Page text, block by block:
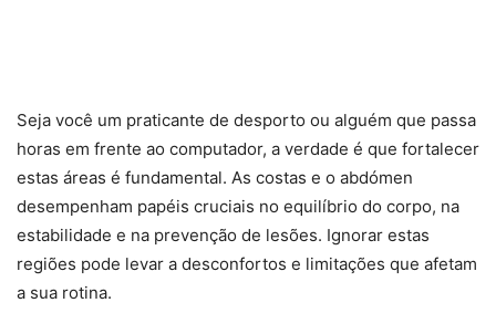
Seja você um praticante de desporto ou alguém que passa
horas em frente ao computador, a verdade é que fortalecer
estas áreas é fundamental. As costas e o abdómen
desempenham papéis cruciais no equilíbrio do corpo, na
estabilidade e na prevenção de lesões. Ignorar estas
regiões pode levar a desconfortos e limitações que afetam
a sua rotina.